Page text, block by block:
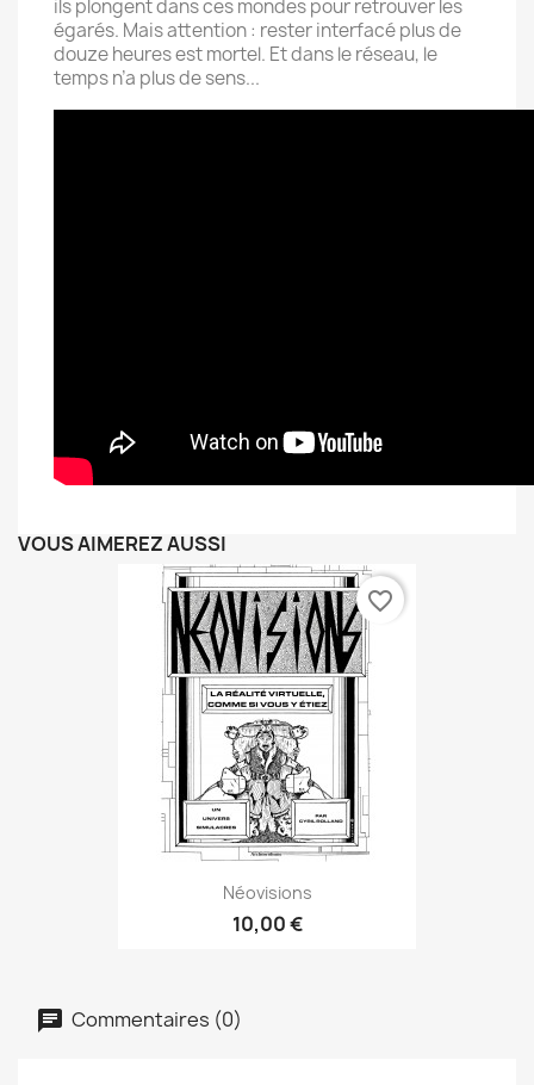
ils plongent dans ces mondes pour retrouver les
égarés. Mais attention : rester interfacé plus de
douze heures est mortel. Et dans le réseau, le
temps n’a plus de sens...
VOUS AIMEREZ AUSSI
Néovisions
10,00 €
favorite_border
Commentaires (0)